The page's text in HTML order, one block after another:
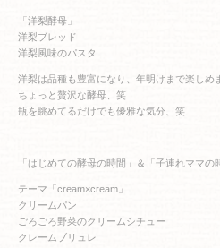
「洋梨酵母」
洋梨ブレッド
洋梨風味のパスタ
洋梨は品種も豊富になり、年明けまで楽しめ
ちょっと贅沢な酵母、笑
瓶を眺めてるだけでも優雅な気分、笑
「はじめての酵母の時間」＆「子連れママの
テーマ「cream×cream」
クリームパン
ごろごろ野菜のクリームシチュー
クレームブリュレ